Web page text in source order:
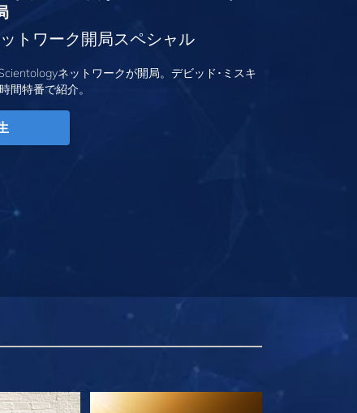
トワーク開局スペシャル
ネットワークが開局。デビッド･ミスキ
間特番で紹介。